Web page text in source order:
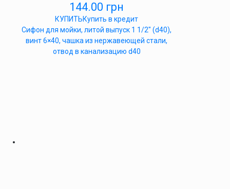
144.00 грн
КУПИТЬКупить в кредит
Сифон для мойки, литой выпуск 1 1/2″ (d40),
винт 6×40, чашка из нержавеющей стали,
отвод в канализацию d40